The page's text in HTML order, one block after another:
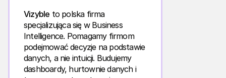
Vizyble to polska firma
specjalizująca się w Business
Intelligence. Pomagamy firmom
podejmować decyzje na podstawie
danych, a nie intuicji. Budujemy
dashboardy, hurtownie danych i